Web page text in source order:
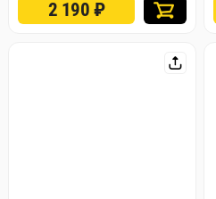
2 190 ₽